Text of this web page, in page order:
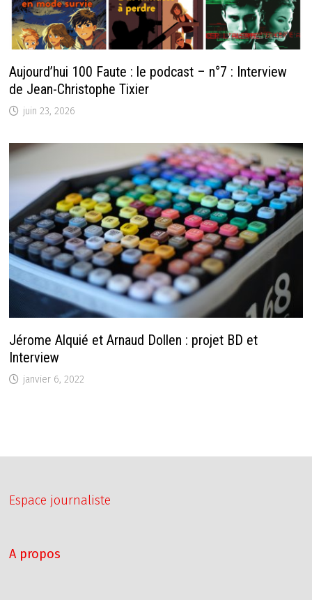
Aujourd’hui 100 Faute : le podcast – n°7 : Interview
de Jean-Christophe Tixier
juin 23, 2026
Jérome Alquié et Arnaud Dollen : projet BD et
Interview
janvier 6, 2022
Espace journaliste
A propos